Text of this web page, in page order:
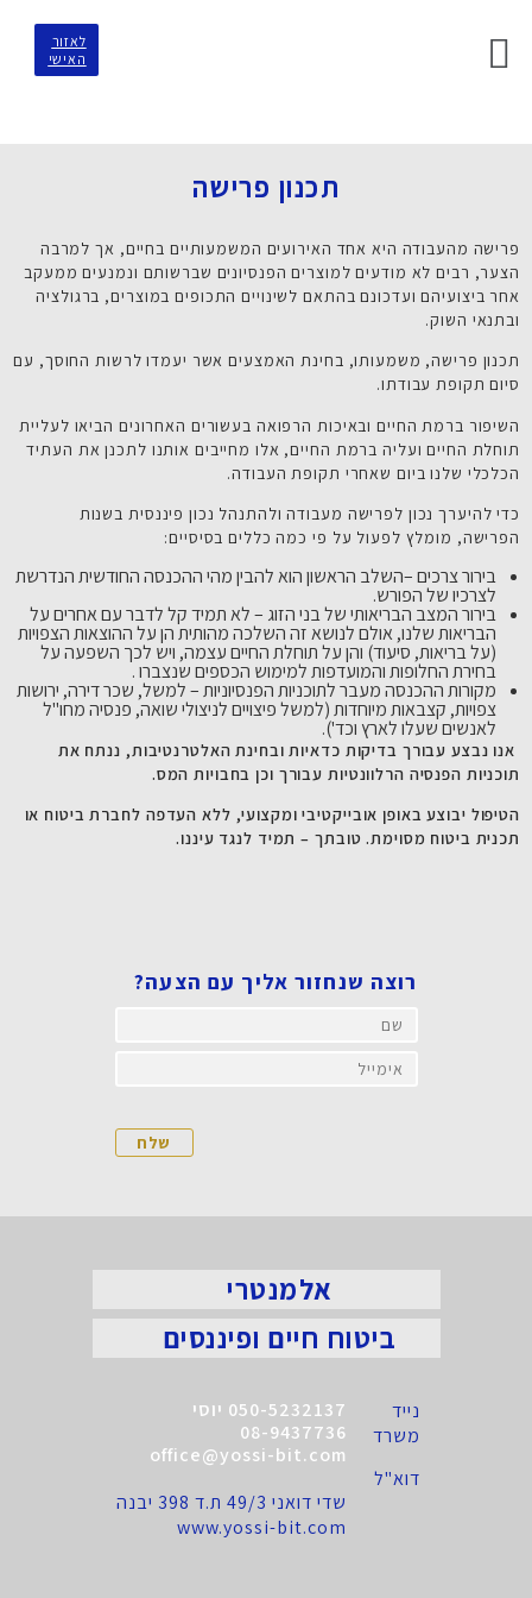
לאזור
האישי
תכנון פרישה
פרישה מהעבודה היא אחד האירועים המשמעותיים בחיים, אך למרבה
הצער, רבים לא מודעים למוצרים הפנסיונים שברשותם ונמנעים ממעקב
אחר ביצועיהם ועדכונם בהתאם לשינויים התכופים במוצרים, ברגולציה
ובתנאי השוק.
תכנון פרישה, משמעותו, בחינת האמצעים אשר יעמדו לרשות החוסך, עם
סיום תקופת עבודתו.
השיפור ברמת החיים ובאיכות הרפואה בעשורים האחרונים הביאו לעליית
תוחלת החיים ועליה ברמת החיים, אלו מחייבים אותנו לתכנן את העתיד
הכלכלי שלנו ביום שאחרי תקופת העבודה.
כדי להיערך נכון לפרישה מעבודה ולהתנהל נכון פיננסית בשנות
הפרישה, מומלץ לפעול על פי כמה כללים בסיסיים:
בירור צרכים –השלב הראשון הוא להבין מהי ההכנסה החודשית הנדרשת
לצרכיו של הפורש.
בירור המצב הבריאותי של בני הזוג – לא תמיד קל לדבר עם אחרים על
הבריאות שלנו, אולם לנושא זה השלכה מהותית הן על ההוצאות הצפויות
(על בריאות, סיעוד) והן על תוחלת החיים עצמה, ויש לכך השפעה על
בחירת החלופות והמועדפות למימוש הכספים שנצברו .
מקורות ההכנסה מעבר לתוכניות הפנסיוניות – למשל, שכר דירה, ירושות
צפויות, קצבאות מיוחדות (למשל פיצויים לניצולי שואה, פנסיה מחו"ל
לאנשים שעלו לארץ וכד').
אנו נבצע עבורך בדיקות כדאיות ובחינת האלטרנטיבות, ננתח את
תוכניות הפנסיה הרלוונטיות עבורך וכן בחבויות המס.
הטיפול יבוצע באופן אובייקטיבי ומקצועי, ללא העדפה לחברת ביטוח או
תכנית ביטוח מסוימת. טובתך – תמיד לנגד עיננו.
רוצה שנחזור אליך עם הצעה?
אלמנטרי
ביטוח חיים ופיננסים
נייד
משרד
דוא"ל
050-5232137 יוסי
08-9437736
office@yossi-bit.com
שדי דואני 49/3 ת.ד 398 יבנה
www.yossi-bit.com